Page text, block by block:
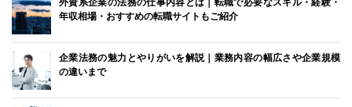
外資系企業の法務の仕事内容とは｜転職で必要なスキル・経験・
年収相場・おすすめの転職サイトもご紹介
企業法務の魅力とやりがいを解説｜業務内容の幅広さや企業規模
の違いまで